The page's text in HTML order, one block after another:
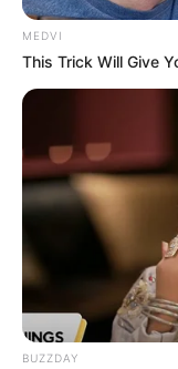
BUZZDAY
CVS Hides This
Aisle It's Really In.
MEDVI
This Trick Will Give
BUZZDAY